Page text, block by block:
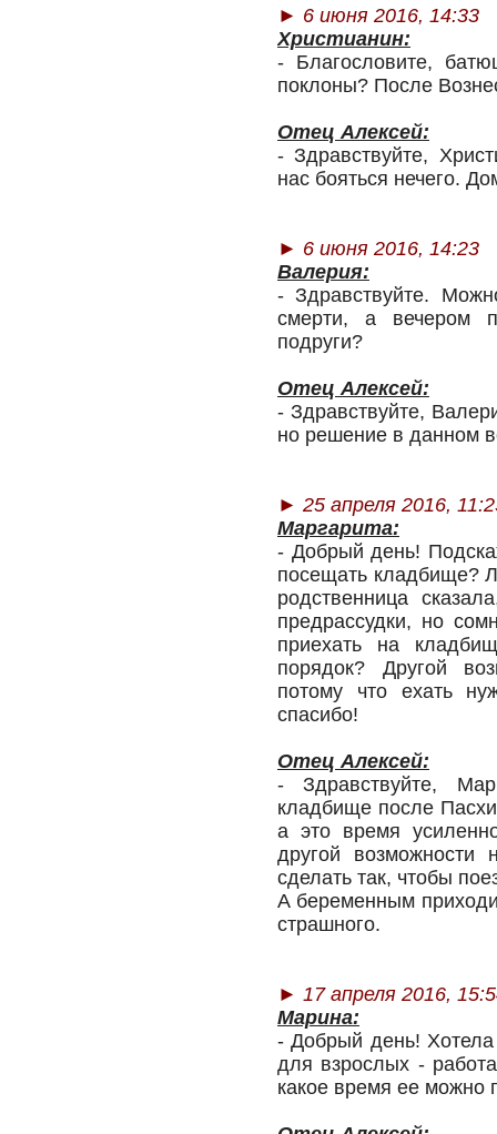
► 6 июня 2016, 14:33
Христианин:
- Благословите,
поклоны? После
Отец Алексей:
- Здравствуйте,
нас бояться нечего.
► 6 июня 2016, 14:23
Валерия:
- Здравствуйте.
смерти, а вечером
подруги?
Отец Алексей:
- Здравствуйте,
но решение в данном
► 25 апреля 2016,
Маргарита:
- Добрый день!
посещать кладбище?
родственница
предрассудки, но
приехать на
порядок? Другой
потому что ехать
спасибо!
Отец Алексей:
- Здравствуйте,
кладбище после
а это время
другой возможности
сделать так, чтобы
А беременным
страшного.
► 17 апреля 2016,
Марина:
- Добрый день!
для взрослых -
какое время ее можно